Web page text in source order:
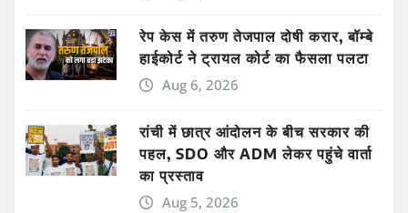
रेप केस में तरुण तेजपाल दोषी करार, बॉम्बे
हाईकोर्ट ने ट्रायल कोर्ट का फैसला पलटा
Aug 6, 2026
रांची में छात्र आंदोलन के बीच सरकार की
पहल, SDO और ADM लेकर पहुंचे वार्ता
का प्रस्ताव
Aug 5, 2026